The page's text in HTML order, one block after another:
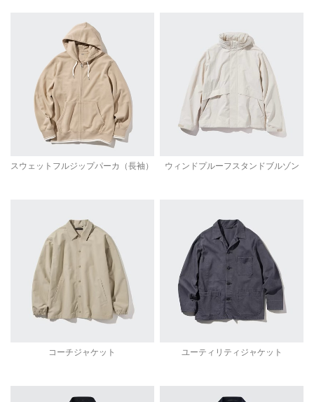
スウェットフルジップパーカ（長袖） ウィンドプルーフスタンドブルゾン
コーチジャケット ユーティリティジャケット